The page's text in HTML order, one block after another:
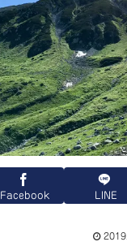
Facebook LINE